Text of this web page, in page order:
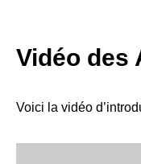
Vidéo des
Voici la vidéo